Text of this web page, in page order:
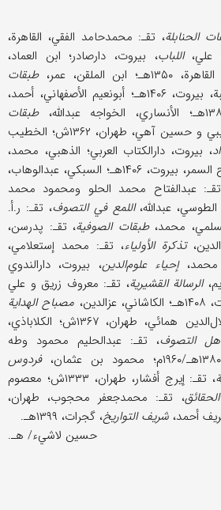
الحنابلة، تقـ: محمدحامد الفقي، القاهرة،
اللباب، بیروت، دارصادر؛ ابن العماد،
۱۳۵۰هـ؛ ابن الملقن، عمر،
طبقات
الأصفهاني، أحمد،
طبقات
، تقـ: عبدالحي حبیبي و حسین آهي، طهران، ۱۳۶۲ش؛ الخطیب
، بیروت، دارالکتاب العربي؛ الذهبي، محمد،
۱۴۰۶هـ؛ السبکي، عبدالوهاب،
عبدالفتاح محمد الحلو ومحمود محمد
اللمع في التصوف، تقـ: ر.أ.
طبقات الصوفیة، تقـ: پدرسن،
تذکرة الأولیاء، تقـ: محمد إستعلامي،
إحیاء علوم‌‌الدین، بیروت، دارالندوي
الرسالة القشیریة، تقـ: معروف زریق و علي
مصباح الهدایة
، تقـ: جلال‌‌الدین همائي، طهران، ۱۳۶۷ش؛ الکلاباذي،
التصوف، تقـ: عبدالحلیم محمود وطه
فردوس
، تقـ: إیرج أفشار، طهران، ۱۳۳۳ش؛ معصوم
، تقـ: محمدجعفر محجوب، طهران،
شریف التواریخ، گجرات، ۱۳۹۹هـ.
حسین لاشيء/ هـ.